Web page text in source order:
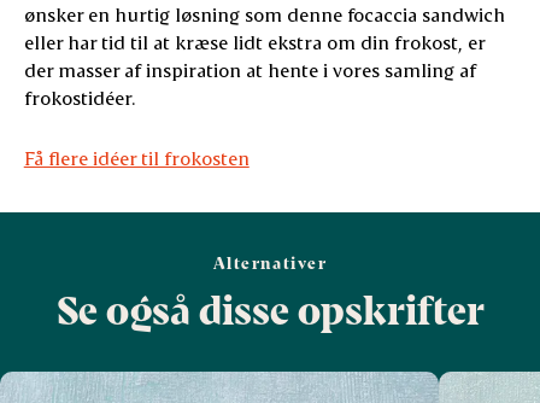
ønsker en hurtig løsning som denne focaccia sandwich
eller har tid til at kræse lidt ekstra om din frokost, er
der masser af inspiration at hente i vores samling af
frokostidéer.
Få flere idéer til frokosten
Alternativer
Se også disse opskrifter